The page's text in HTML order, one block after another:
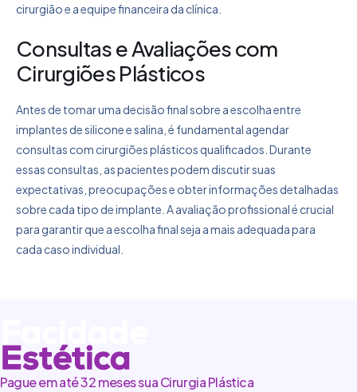
cirurgião e a equipe financeira da clínica.
Consultas e Avaliações com
Cirurgiões Plásticos
Antes de tomar uma decisão final sobre a escolha entre
implantes de silicone e salina, é fundamental agendar
consultas com cirurgiões plásticos qualificados. Durante
essas consultas, as pacientes podem discutir suas
expectativas, preocupações e obter informações detalhadas
sobre cada tipo de implante. A avaliação profissional é crucial
para garantir que a escolha final seja a mais adequada para
cada caso individual.
Pague em até 32 meses sua Cirurgia Plástica